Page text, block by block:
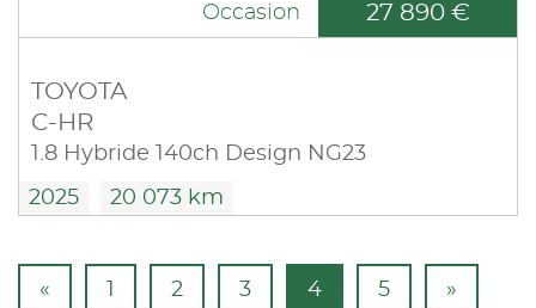
Occasion 27 890 €
TOYOTA
C-HR
1.8 Hybride 140ch Design NG23
2025 20 073 km
« 2 3 4 5 »